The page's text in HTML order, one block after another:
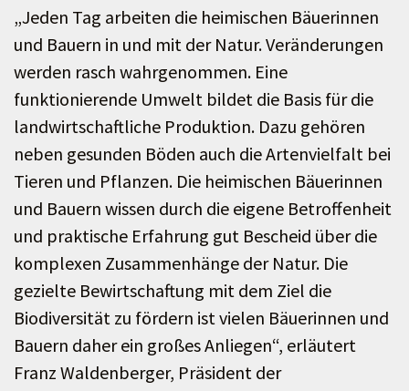
„Jeden Tag arbeiten die heimischen Bäuerinnen
und Bauern in und mit der Natur. Veränderungen
werden rasch wahrgenommen. Eine
funktionierende Umwelt bildet die Basis für die
landwirtschaftliche Produktion. Dazu gehören
neben gesunden Böden auch die Artenvielfalt bei
Tieren und Pflanzen. Die heimischen Bäuerinnen
und Bauern wissen durch die eigene Betroffenheit
und praktische Erfahrung gut Bescheid über die
komplexen Zusammenhänge der Natur. Die
gezielte Bewirtschaftung mit dem Ziel die
Biodiversität zu fördern ist vielen Bäuerinnen und
Bauern daher ein großes Anliegen“, erläutert
Franz Waldenberger, Präsident der